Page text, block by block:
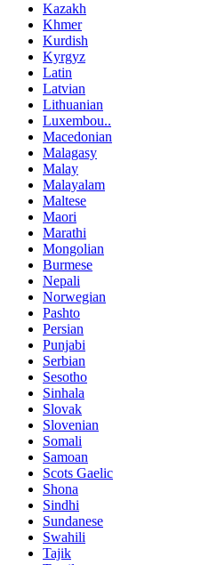
Kazakh
Khmer
Kurdish
Kyrgyz
Latin
Latvian
Lithuanian
Luxembou..
Macedonian
Malagasy
Malay
Malayalam
Maltese
Maori
Marathi
Mongolian
Burmese
Nepali
Norwegian
Pashto
Persian
Punjabi
Serbian
Sesotho
Sinhala
Slovak
Slovenian
Somali
Samoan
Scots Gaelic
Shona
Sindhi
Sundanese
Swahili
Tajik